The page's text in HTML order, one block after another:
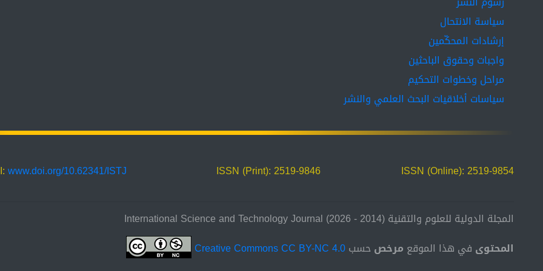
سياسة الانتحال
إرشادات المحكّمين
واجبات وحقوق الباحثين
مراحل وخطوات التحكيم
سياسات أخلاقيات البحث العلمي والنشر
ISSN (Online): 2519-9854
ISSN (Print): 2519-9846
www.doi.org/10.62341/ISTJ
المجلة الدولية للعلوم والتقنية (2014 - 2026) International Science and Technology Journal
المحتوى في هذا الموقع مرخصحسبCreative Commons CC BY-NC 4.0